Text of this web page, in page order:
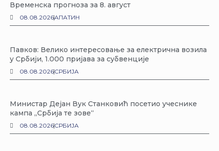
Временска прогноза за 8. август
08.08.2026АПАТИН
Павков: Велико интересовање за електрична возила
у Србији, 1.000 пријава за субвенције
08.08.2026СРБИЈА
Министар Дејан Вук Станковић посетио учеснике
кампа „Србија те зове“
08.08.2026СРБИЈА